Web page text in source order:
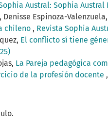
Austral: Sophia Austral
Espinoza-Valenzuela,
chileno , Revista Sophia
El conflicto sí tiene
La Pareja pedagógica
de la profesión docente ,